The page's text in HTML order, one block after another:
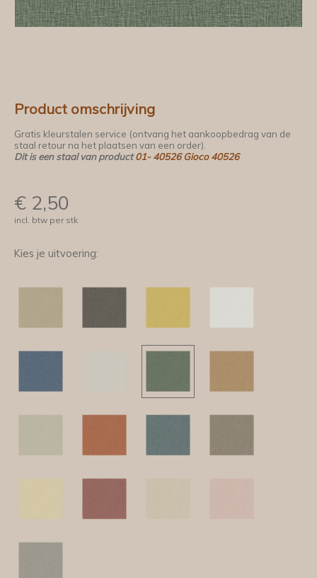
Product omschrijving
Gratis kleurstalen service (ontvang het aankoopbedrag van de
staal retour na het plaatsen van een order).
Dit is een staal van product01- 40526 Gioco 40526
€ 2,50
incl. btw per stk
Kies je uitvoering: